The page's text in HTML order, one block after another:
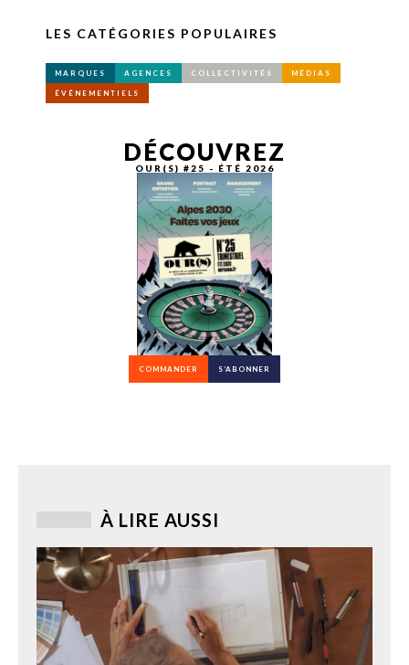
LES CATÉGORIES POPULAIRES
MARQUES AGENCES COLLECTIVITÉS MÉDIAS
ÉVÉNEMENTIELS
DÉCOUVREZ
OUR(S) #25 - ÉTÉ 2026
COMMANDER S’ABONNER
À LIRE AUSSI